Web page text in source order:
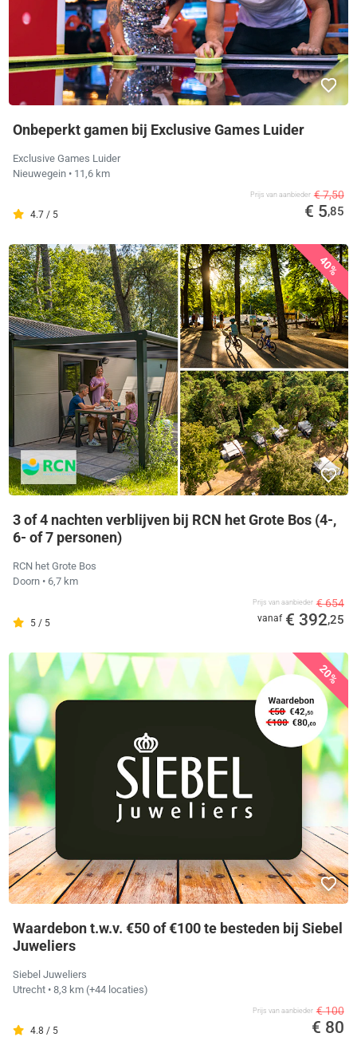
Onbeperkt gamen bij Exclusive Games Luider
Exclusive Games Luider
Nieuwegein • 11,6 km
4.7 / 5
Prijs van aanbieder € 7,50
€ 5,85
40%
3 of 4 nachten verblijven bij RCN het Grote Bos (4-,
6- of 7 personen)
RCN het Grote Bos
Doorn • 6,7 km
5 / 5
Prijs van aanbieder € 654
vanaf € 392,25
20%
Waardebon t.w.v. €50 of €100 te besteden bij Siebel
Juweliers
Siebel Juweliers
Utrecht • 8,3 km (+44 locaties)
4.8 / 5
Prijs van aanbieder € 100
€ 80